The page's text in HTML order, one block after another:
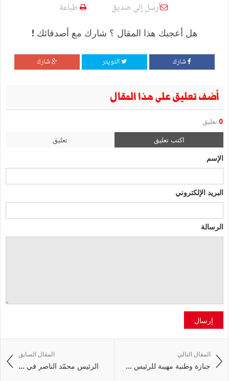
أرسل إلى صديق طباعة
هل أعجبك هذا المقال ؟ شارك مع أصدقائك !
شارك التويتر شارك
أضف تعليق على هذا المقال
0 تعليق
اكتب تعليق تعليق
الإسم
البريد الإلكتروني
الرسالة
إرسال
المقال السابق
الرئيس محمّد الناصر في ...
المقال التالي
جنازة وطنية مهيبة للرئيس ...